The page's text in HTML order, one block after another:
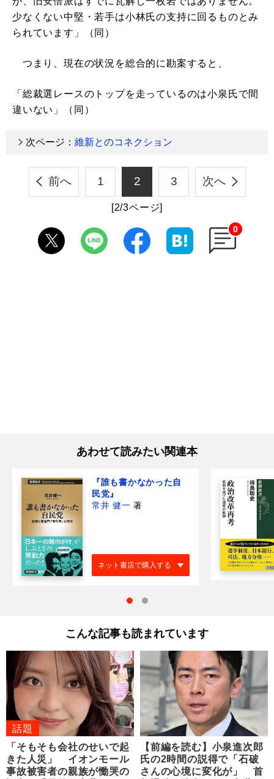
少なくない中堅・若手は小林氏の支持に回るものとみ
られています」（同）
つまり、現在の状況を総合的に勘案すると、
「総裁選レースのトップを走っているのは小泉氏で間
違いない」（同）
次ページ： 維新とのコネクション
前へ 1 2 3 次へ
[2/3ページ]
0
あわせて読みたい関連本
『誰も書かなかった自
民党』
常井 健一 著
ネット書店で購入する
こんな記事も読まれています
話題
「そもそも会社のせいで起
きた人災」 イオンモール
事故被害者の親族が慟哭の
【前編を読む】小泉進次郎
氏の2時間の説得で「石破
さんの心境に変化が」 首